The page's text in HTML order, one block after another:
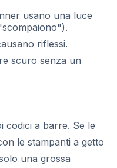
usano una luce
riflessi.
scuro senza un
codici a barre. Se le
le stampanti a getto
una grossa